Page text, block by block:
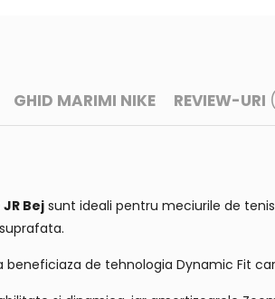
GHID MARIMI NIKE REVIEW-URI
Bej sunt ideali pentru meciurile de
beneficiaza de tehnologia Dynamic Fit